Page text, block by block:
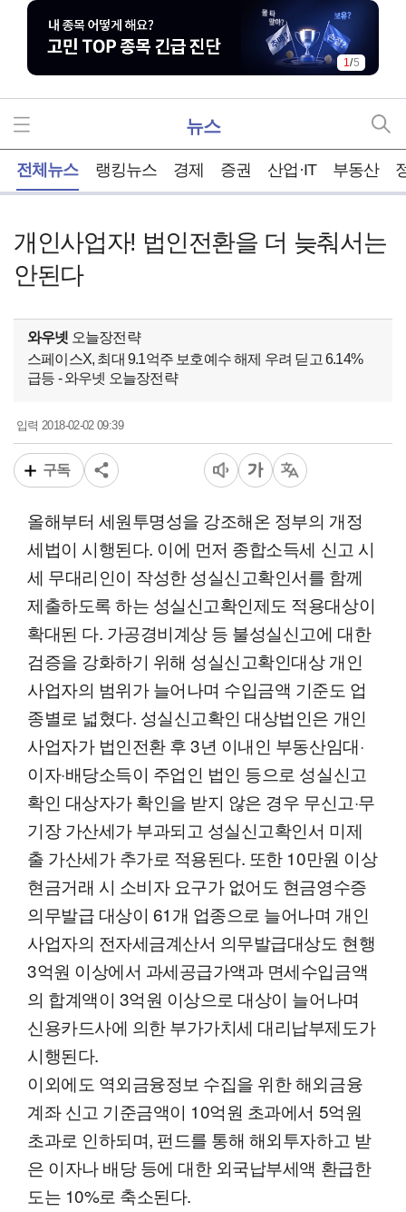
1/5
뉴스
전체뉴스 랭킹뉴스 경제 증권 산업·IT 부동산
개인사업자! 법인전환을 더 늦춰서는
안된다
와우넷 오늘장전략
스페이스X, 최대 9.1억주 보호예수 해제 우려 딛고 6.14%
급등 - 와우넷 오늘장전략
입력2018-02-02 09:39
구독
올해부터 세원투명성을 강조해온 정부의 개정
세법이 시행된다. 이에 먼저 종합소득세 신고 시
세 무대리인이 작성한 성실신고확인서를 함께
제출하도록 하는 성실신고확인제도 적용대상이
확대된 다. 가공경비계상 등 불성실신고에 대한
검증을 강화하기 위해 성실신고확인대상 개인
사업자의 범위가 늘어나며 수입금액 기준도 업
종별로 넓혔다. 성실신고확인 대상법인은 개인
사업자가 법인전환 후 3년 이내인 부동산임대·
이자·배당소득이 주업인 법인 등으로 성실신고
확인 대상자가 확인을 받지 않은 경우 무신고·무
기장 가산세가 부과되고 성실신고확인서 미제
출 가산세가 추가로 적용된다. 또한 10만원 이상
현금거래 시 소비자 요구가 없어도 현금영수증
의무발급 대상이 61개 업종으로 늘어나며 개인
사업자의 전자세금계산서 의무발급대상도 현행
3억원 이상에서 과세공급가액과 면세수입금액
의 합계액이 3억원 이상으로 대상이 늘어나며
신용카드사에 의한 부가가치세 대리납부제도가
시행된다.
이외에도 역외금융정보 수집을 위한 해외금융
계좌 신고 기준금액이 10억원 초과에서 5억원
초과로 인하되며, 펀드를 통해 해외투자하고 받
은 이자나 배당 등에 대한 외국납부세액 환급한
도는 10%로 축소된다.